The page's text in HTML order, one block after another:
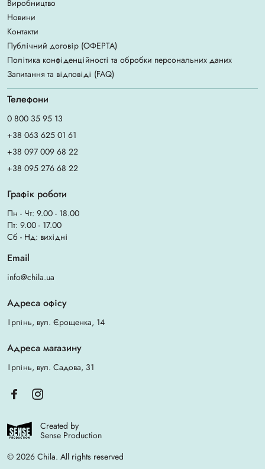
Виробництво
Новини
Контакти
Публічний договір (ОФЕРТА)
Політика конфіденційності та обробки персональних даних
Запитання та відповіді (FAQ)
Телефони
0 800 35 95 13
+38 063 625 01 61
+38 097 009 68 22
+38 095 276 68 22
Графік роботи
Пн - Чт: 9.00 - 18.00
Пт: 9.00 - 17.00
Сб - Нд: вихідні
Email
info@chila.ua
Адреса офісу
Ірпінь, вул. Єрощенка, 14
Адреса магазину
Ірпінь, вул. Садова, 31
Created by
Sense Production
© 2026 Chila. All rights reserved